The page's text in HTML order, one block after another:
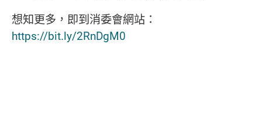
想知更多，即到消委會網站：
https://bit.ly/2RnDgM0